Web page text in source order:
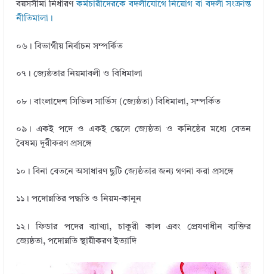
বয়সসীমা নির্ধারণকর্মচারীদেরকে বদলীযোগে নিয়োগ বা বদলী সংক্রান্ত
নীতিমালা।
০৬। বিভাগীয় নির্বাচন সম্পর্কিত
০৭। জ্যেষ্ঠতার নিয়মাবলী ও বিধিমালা
০৮। বাংলাদেশ সিভিল সার্ভিস (জ্যেষ্ঠতা) বিধিমালা, সম্পর্কিত
০৯। একই পদে ও একই স্কেলে জ্যেষ্ঠতা ও কনিষ্ঠের মধ্যে বেতন
বৈষম্য দূরীকরণ প্রসঙ্গে
১০। বিনা বেতনে অসাধারণ ছুটি জ্যেষ্ঠতার জন্য গণনা করা প্রসঙ্গে
১১। পদোন্নতির পদ্ধতি ও নিয়ম-কানুন
১২। ফিডার পদের ব্যাখ্যা, চাকুরী কাল এবং প্রেষণাধীন ব্যক্তির
জ্যেষ্ঠতা, পদোন্নতি স্থায়ীকরণ ইত্যাদি